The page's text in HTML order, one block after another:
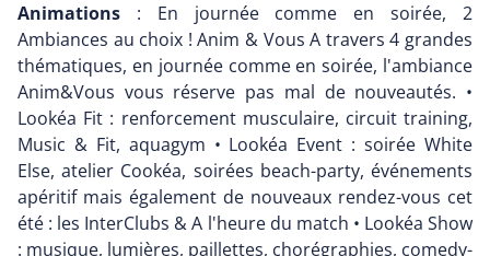
Animations : En journée comme en soirée, 2
Ambiances au choix ! Anim & Vous A travers 4 grandes
thématiques, en journée comme en soirée, l'ambiance
Anim&Vous vous réserve pas mal de nouveautés. •
Lookéa Fit : renforcement musculaire, circuit training,
Music & Fit, aquagym • Lookéa Event : soirée White
Else, atelier Cookéa, soirées beach-party, événements
apéritif mais également de nouveaux rendez-vous cet
été : les InterClubs & A l'heure du match • Lookéa Show
: musique, lumières, paillettes, chorégraphies, comedy-